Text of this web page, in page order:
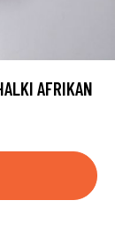
AFRIKAN